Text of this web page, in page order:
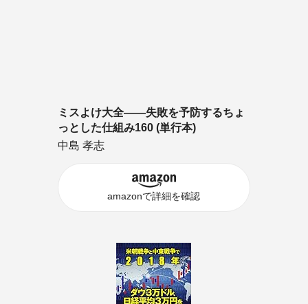
ミスよけ大全――失敗を予防するちょ
っとした仕組み160 (単行本)
中島 孝志
amazonで詳細を確認